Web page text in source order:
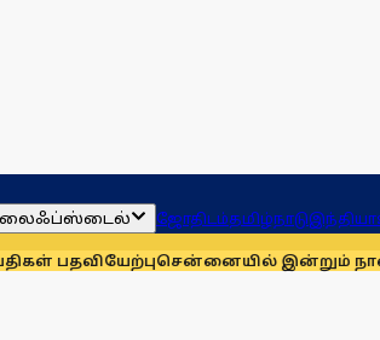
லைஃப்ஸ்டைல் ஜோதிடம்தமிழ்நாடுஇந்தியா
பதவியேற்புசென்னையில் இன்றும்